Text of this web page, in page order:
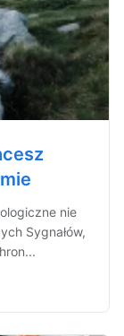
nie
Sygnałów,